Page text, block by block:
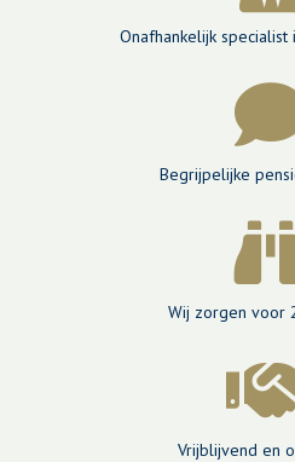
Onafhankelijk specialist
Begrijpelijke
Wij zorgen voor
Vrijblijvend en